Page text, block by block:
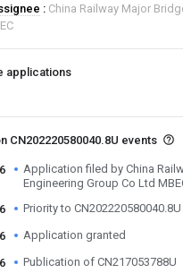
China Railway Major
applications
CN202220580040.8U events
Application filed by China
Engineering Group Co Ltd
Priority to CN202220580040.8U
Application granted
Publication of CN217053788U